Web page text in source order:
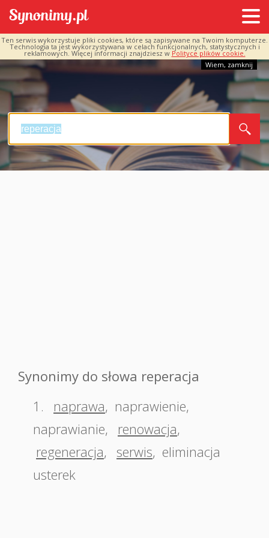
Ten serwis wykorzystuje pliki cookies, które są zapisywane na Twoim komputerze.
Technologia ta jest wykorzystywana w celach funkcjonalnych, statystycznych i
reklamowych. Więcej informacji znajdziesz w Polityce plików cookie.
Wiem, zamknij
Synonimy do słowa reperacja
1.
naprawa, naprawienie,
naprawianie, renowacja,
regeneracja, serwis, eliminacja
usterek